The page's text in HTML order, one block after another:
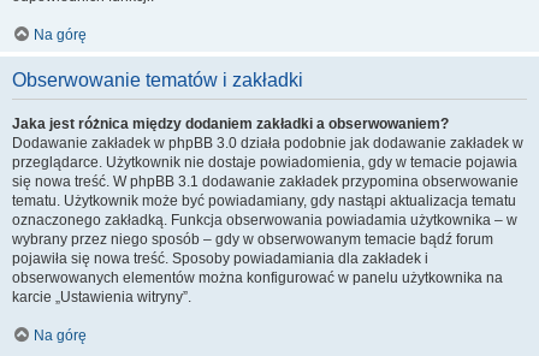
Na górę
Obserwowanie tematów i zakładki
Jaka jest różnica między dodaniem zakładki a obserwowaniem?
Dodawanie zakładek w phpBB 3.0 działa podobnie jak dodawanie zakładek w
przeglądarce. Użytkownik nie dostaje powiadomienia, gdy w temacie pojawia
się nowa treść. W phpBB 3.1 dodawanie zakładek przypomina obserwowanie
tematu. Użytkownik może być powiadamiany, gdy nastąpi aktualizacja tematu
oznaczonego zakładką. Funkcja obserwowania powiadamia użytkownika – w
wybrany przez niego sposób – gdy w obserwowanym temacie bądź forum
pojawiła się nowa treść. Sposoby powiadamiania dla zakładek i
obserwowanych elementów można konfigurować w panelu użytkownika na
karcie „Ustawienia witryny”.
Na górę